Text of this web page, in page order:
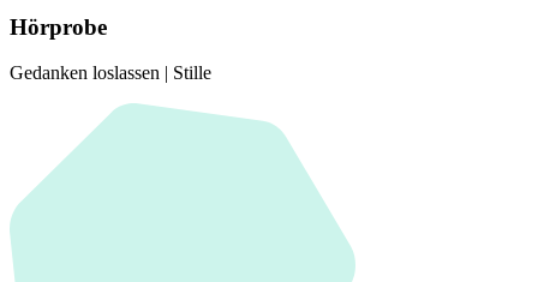
Hörprobe
Gedanken loslassen | Stille